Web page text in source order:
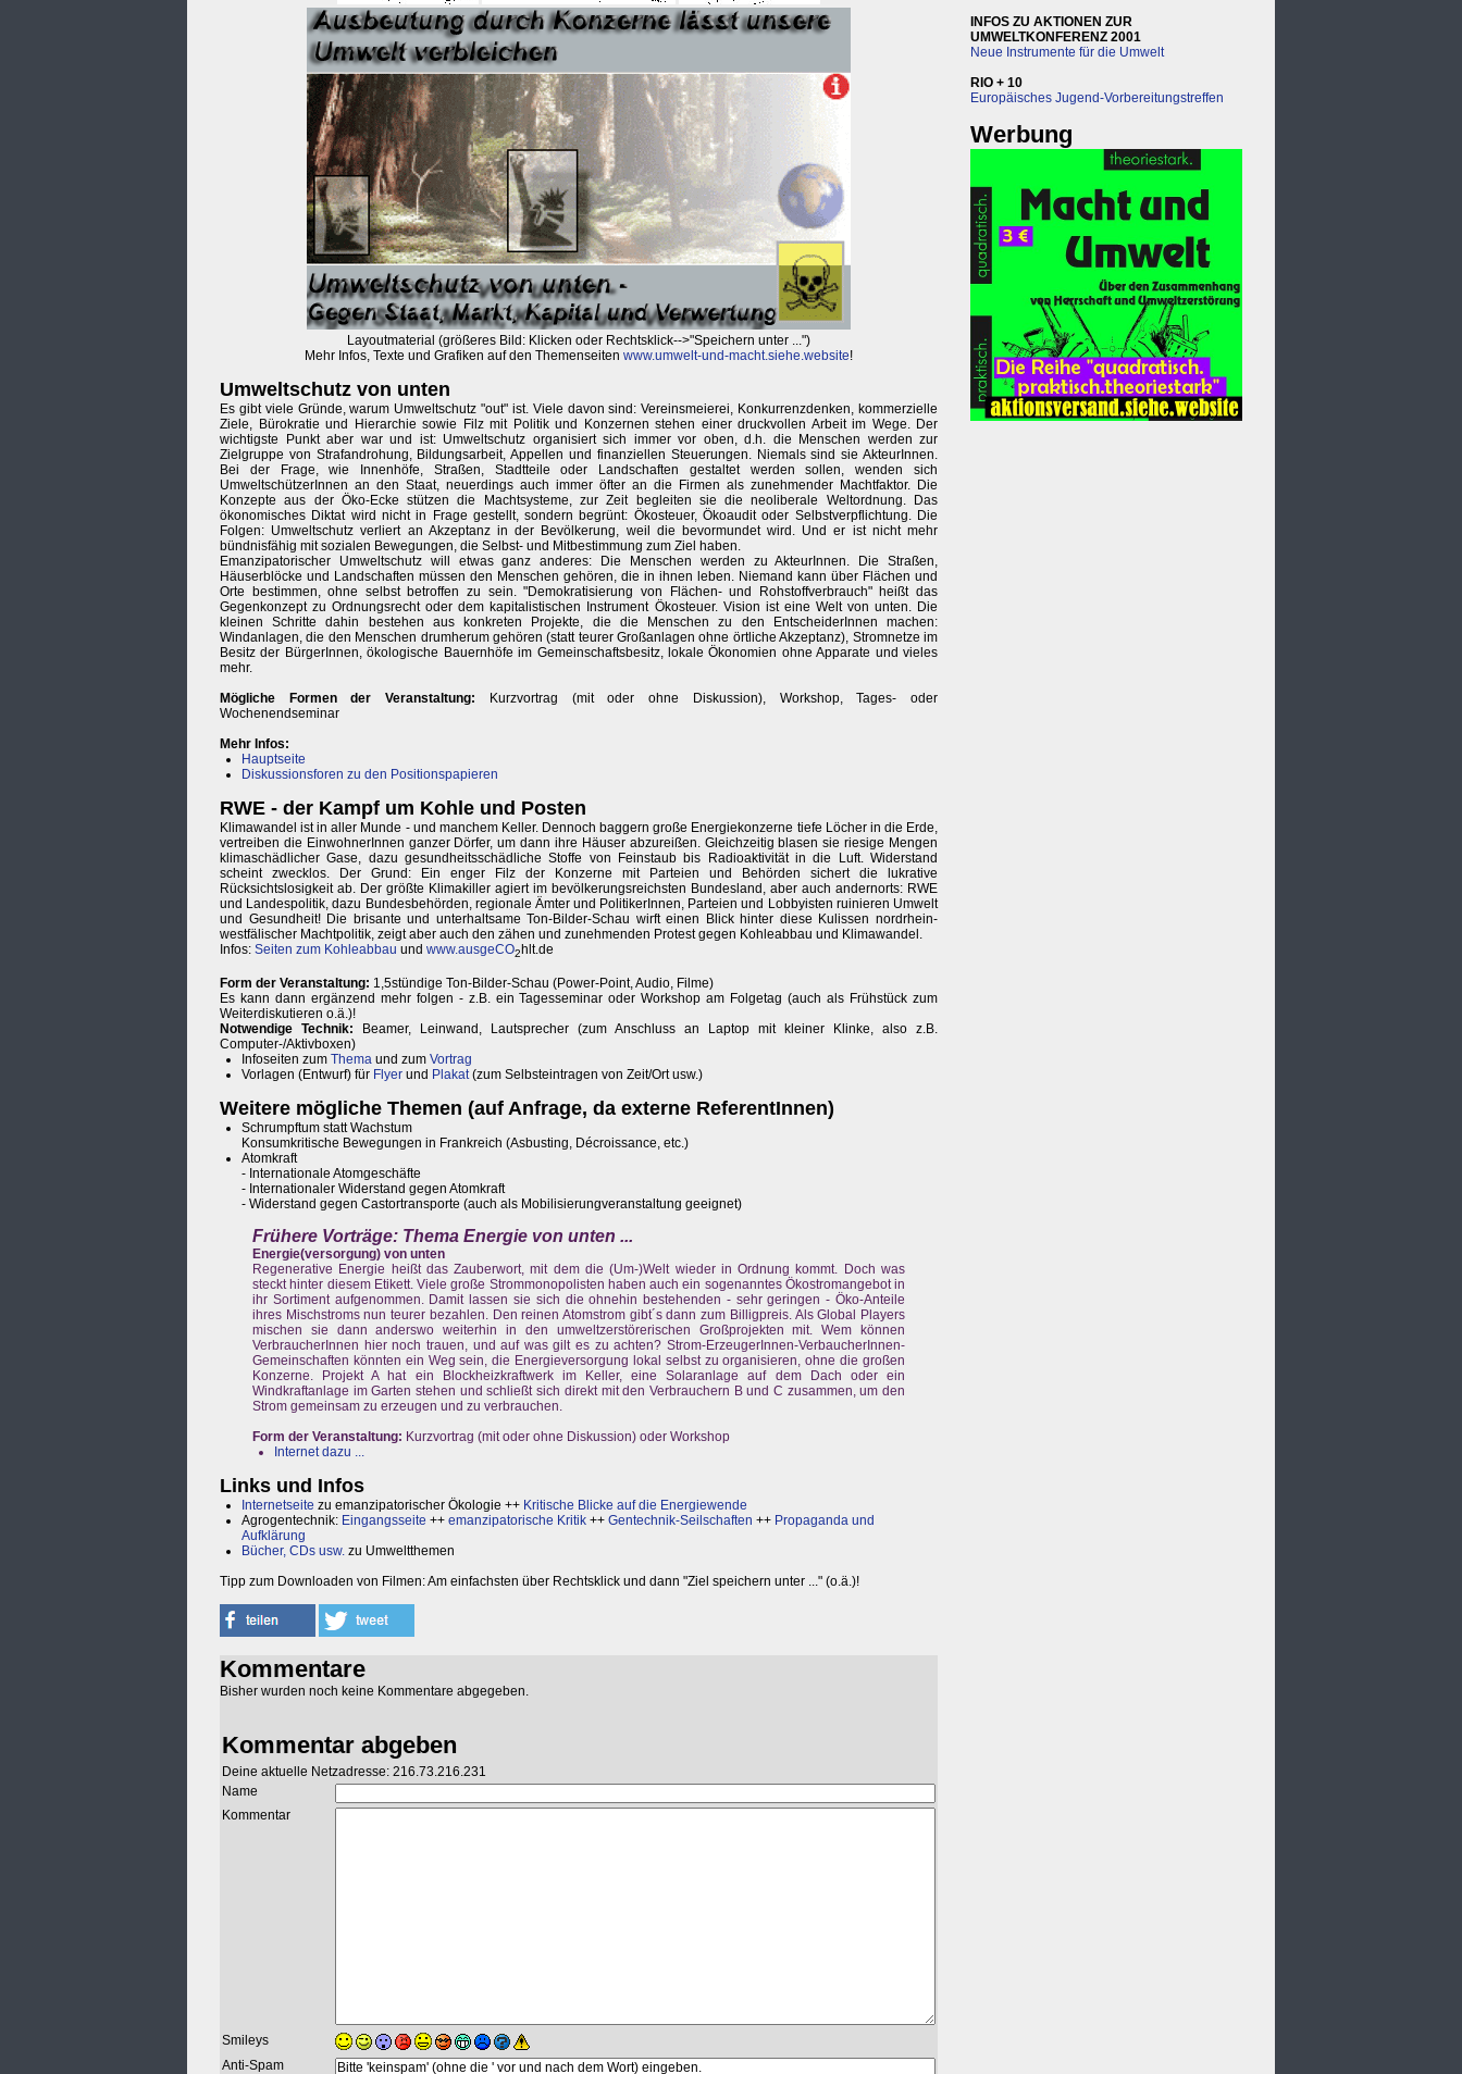
Layoutmaterial (größeres Bild: Klicken oder Rechtsklick-->"Speichern unter ...")
Mehr Infos, Texte und Grafiken auf den Themenseiten www.umwelt-und-macht.siehe.website!
Umweltschutz von unten
Es gibt viele Gründe, warum Umweltschutz "out" ist. Viele davon sind: Vereinsmeierei, Konkurrenzdenken, kommerzielle
Ziele, Bürokratie und Hierarchie sowie Filz mit Politik und Konzernen stehen einer druckvollen Arbeit im Wege. Der
wichtigste Punkt aber war und ist: Umweltschutz organisiert sich immer vor oben, d.h. die Menschen werden zur
Zielgruppe von Strafandrohung, Bildungsarbeit, Appellen und finanziellen Steuerungen. Niemals sind sie AkteurInnen.
Bei der Frage, wie Innenhöfe, Straßen, Stadtteile oder Landschaften gestaltet werden sollen, wenden sich
UmweltschützerInnen an den Staat, neuerdings auch immer öfter an die Firmen als zunehmender Machtfaktor. Die
Konzepte aus der Öko-Ecke stützen die Machtsysteme, zur Zeit begleiten sie die neoliberale Weltordnung. Das
ökonomisches Diktat wird nicht in Frage gestellt, sondern begrünt: Ökosteuer, Ökoaudit oder Selbstverpflichtung. Die
Folgen: Umweltschutz verliert an Akzeptanz in der Bevölkerung, weil die bevormundet wird. Und er ist nicht mehr
bündnisfähig mit sozialen Bewegungen, die Selbst- und Mitbestimmung zum Ziel haben.
Emanzipatorischer Umweltschutz will etwas ganz anderes: Die Menschen werden zu AkteurInnen. Die Straßen,
Häuserblöcke und Landschaften müssen den Menschen gehören, die in ihnen leben. Niemand kann über Flächen und
Orte bestimmen, ohne selbst betroffen zu sein. "Demokratisierung von Flächen- und Rohstoffverbrauch" heißt das
Gegenkonzept zu Ordnungsrecht oder dem kapitalistischen Instrument Ökosteuer. Vision ist eine Welt von unten. Die
kleinen Schritte dahin bestehen aus konkreten Projekte, die die Menschen zu den EntscheiderInnen machen:
Windanlagen, die den Menschen drumherum gehören (statt teurer Großanlagen ohne örtliche Akzeptanz), Stromnetze im
Besitz der BürgerInnen, ökologische Bauernhöfe im Gemeinschaftsbesitz, lokale Ökonomien ohne Apparate und vieles
mehr.
Mögliche Formen der Veranstaltung: Kurzvortrag (mit oder ohne Diskussion), Workshop, Tages- oder
Wochenendseminar
Mehr Infos:
Hauptseite
Diskussionsforen zu den Positionspapieren
RWE - der Kampf um Kohle und Posten
Klimawandel ist in aller Munde - und manchem Keller. Dennoch baggern große Energiekonzerne tiefe Löcher in die Erde,
vertreiben die EinwohnerInnen ganzer Dörfer, um dann ihre Häuser abzureißen. Gleichzeitig blasen sie riesige Mengen
klimaschädlicher Gase, dazu gesundheitsschädliche Stoffe von Feinstaub bis Radioaktivität in die Luft. Widerstand
scheint zwecklos. Der Grund: Ein enger Filz der Konzerne mit Parteien und Behörden sichert die lukrative
Rücksichtslosigkeit ab. Der größte Klimakiller agiert im bevölkerungsreichsten Bundesland, aber auch andernorts: RWE
und Landespolitik, dazu Bundesbehörden, regionale Ämter und PolitikerInnen, Parteien und Lobbyisten ruinieren Umwelt
und Gesundheit! Die brisante und unterhaltsame Ton-Bilder-Schau wirft einen Blick hinter diese Kulissen nordrhein-
westfälischer Machtpolitik, zeigt aber auch den zähen und zunehmenden Protest gegen Kohleabbau und Klimawandel.
Infos: Seiten zum Kohleabbau und www.ausgeCO2 hlt.de
Form der Veranstaltung: 1,5stündige Ton-Bilder-Schau (Power-Point, Audio, Filme)
Es kann dann ergänzend mehr folgen - z.B. ein Tagesseminar oder Workshop am Folgetag (auch als Frühstück zum
Weiterdiskutieren o.ä.)!
Notwendige Technik: Beamer, Leinwand, Lautsprecher (zum Anschluss an Laptop mit kleiner Klinke, also z.B.
Computer-/Aktivboxen)
Infoseiten zum Thema und zum Vortrag
Vorlagen (Entwurf) für Flyer und Plakat(zum Selbsteintragen von Zeit/Ort usw.)
Weitere mögliche Themen (auf Anfrage, da externe ReferentInnen)
Schrumpftum statt Wachstum
Konsumkritische Bewegungen in Frankreich (Asbusting, Décroissance, etc.)
Atomkraft
- Internationale Atomgeschäfte
- Internationaler Widerstand gegen Atomkraft
- Widerstand gegen Castortransporte (auch als Mobilisierungveranstaltung geeignet)
Frühere Vorträge: Thema Energie von unten ...
Energie(versorgung) von unten
Regenerative Energie heißt das Zauberwort, mit dem die (Um-)Welt wieder in Ordnung kommt. Doch was
steckt hinter diesem Etikett. Viele große Strommonopolisten haben auch ein sogenanntes Ökostromangebot in
ihr Sortiment aufgenommen. Damit lassen sie sich die ohnehin bestehenden - sehr geringen - Öko-Anteile
ihres Mischstroms nun teurer bezahlen. Den reinen Atomstrom gibt´s dann zum Billigpreis. Als Global Players
mischen sie dann anderswo weiterhin in den umweltzerstörerischen Großprojekten mit. Wem können
VerbraucherInnen hier noch trauen, und auf was gilt es zu achten? Strom-ErzeugerInnen-VerbaucherInnen-
Gemeinschaften könnten ein Weg sein, die Energieversorgung lokal selbst zu organisieren, ohne die großen
Konzerne. Projekt A hat ein Blockheizkraftwerk im Keller, eine Solaranlage auf dem Dach oder ein
Windkraftanlage im Garten stehen und schließt sich direkt mit den Verbrauchern B und C zusammen, um den
Strom gemeinsam zu erzeugen und zu verbrauchen.
Form der Veranstaltung: Kurzvortrag (mit oder ohne Diskussion) oder Workshop
Internet dazu ...
Links und Infos
Internetseite zu emanzipatorischer Ökologie ++ Kritische Blicke auf die Energiewende
Agrogentechnik: Eingangsseite ++ emanzipatorische Kritik ++ Gentechnik-Seilschaften ++ Propaganda und
Aufklärung
Bücher, CDs usw. zu Umweltthemen
Tipp zum Downloaden von Filmen: Am einfachsten über Rechtsklick und dann "Ziel speichern unter ..." (o.ä.)!
Kommentare
Bisher wurden noch keine Kommentare abgegeben.
Kommentar abgeben
Deine aktuelle Netzadresse: 216.73.216.231
Name
Kommentar
Smileys
Anti-Spam
INFOS ZU AKTIONEN ZUR
UMWELTKONFERENZ 2001
Neue Instrumente für die Umwelt
RIO + 10
Europäisches Jugend-Vorbereitungstreffen
Werbung